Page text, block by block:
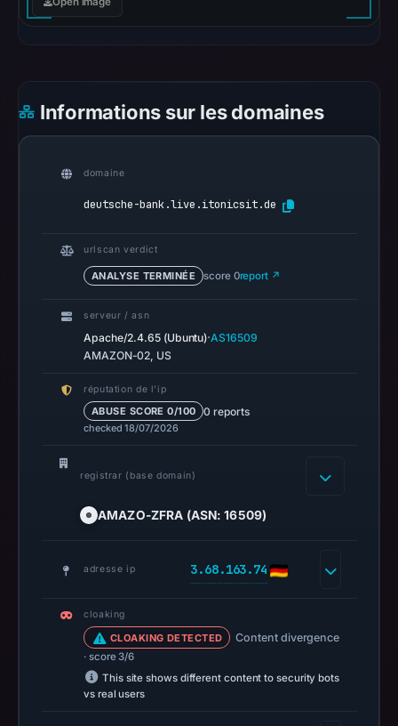
2026
20:28
recorded
pulse
Jul
2026
at
17:46
Spamhaus
recorded
positive
Jul
2026
Informations sur les domaines
domaine
deutsche-bank.live.itonicsit.de
urlscan verdict
ANALYSE TERMINÉE score 0report ↗
serveur / asn
Apache/2.4.65 (Ubuntu)·AS16509
AMAZON-02, US
réputation de l’ip
ABUSE SCORE 0/100 0 reports
checked 18/07/2026
registrar (base domain)
AMAZO-ZFRA (ASN: 16509)
adresse ip 3.68.163.74
cloaking
CLOAKING DETECTED Content divergence
· score 3/6
This site shows different content to security bots
vs real users